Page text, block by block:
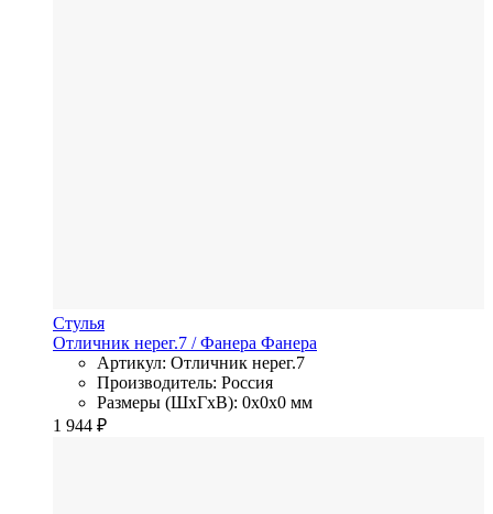
Стулья
Отличник нерег.7 / Фанера Фанера
Артикул: Отличник нерег.7
Производитель: Россия
Размеры (ШхГхВ): 0x0x0 мм
1 944 ₽